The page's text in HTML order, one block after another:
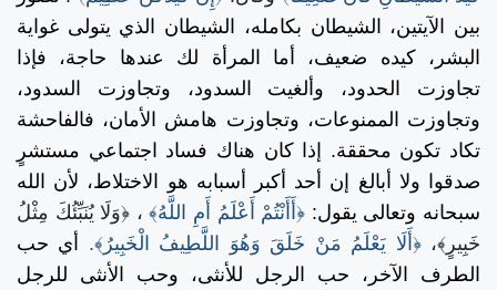
بين الآيتين، الشيطان بكامله، الشيطان الذي يتولى غواية
البشر، كيده ضعيف، أما المرأة لك عندها حاجة، فإذا
تجاوزت الحدود، وألغيت السدود، وتجاوزت السدود،
وتجاوزت الممنوعات، وتجاوزت هامش الأمان، فالفاحشة
تكاد تكون محققة. إذا كان هناك فساد اجتماعي مستشرٍ
صدقوا ولا أبالغ إن أحد أكبر أسبابه هو الاختلاط، لأن الله
سبحانه وتعالى يقول: ﴿أَأَنْتُمْ أَعْلَمُ أَمِ اللَّهُ﴾ ، ﴿وَلَا يُنَبِّئُكَ مِثْلُ
خَبِيرٍ﴾،﴿أَلَا يَعْلَمُ مَنْ خَلَقَ وَهُوَ اللَّطِيفُ الْخَبِيرُ﴾. أي حب
الطرف الآخر، حب الرجل للأنثى، وحب الأنثى للرجل